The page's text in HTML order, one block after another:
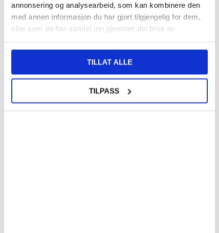
annonsering og analysearbeid, som kan kombinere den
med annen informasjon du har gjort tilgjengelig for dem,
eller som de har samlet inn gjennom din bruk av
TILLAT ALLE
TILPASS
HONOR POWER2 DEKSEL & TILBEHØR HONOR WIN DEKSEL & TILBEHØR
TILBEHØR